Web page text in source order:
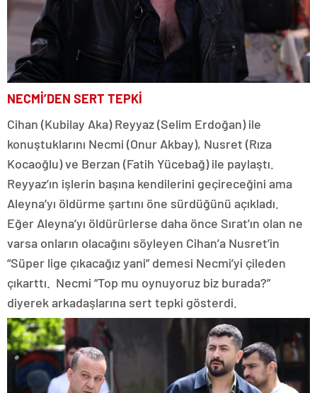
NECMİ’DEN SERT TEPKİ
Cihan (Kubilay Aka) Reyyaz (Selim Erdoğan) ile
konuştuklarını Necmi (Onur Akbay), Nusret (Rıza
Kocaoğlu) ve Berzan (Fatih Yücebağ) ile paylaştı.
Reyyaz’ın işlerin başına kendilerini geçireceğini ama
Aleyna’yı öldürme şartını öne sürdüğünü açıkladı.
Eğer Aleyna’yı öldürürlerse daha önce Sırat’ın olan ne
varsa onların olacağını söyleyen Cihan’a Nusret’in
“Süper lige çıkacağız yani” demesi Necmi’yi çileden
çıkarttı. Necmi “Top mu oynuyoruz biz burada?”
diyerek arkadaşlarına sert tepki gösterdi.